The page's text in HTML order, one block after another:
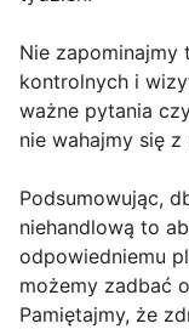
Nie zapominajmy
kontrolnych i
ważne pytania
nie wahajmy się
Podsumowując,
niehandlową to
odpowiedniemu
możemy zadbać
Pamiętajmy, że